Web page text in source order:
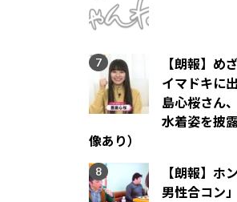
【朗報】め
イマドキに
島心桜さん
水着姿を披
像あり）
【朗報】ホ
男性合コン